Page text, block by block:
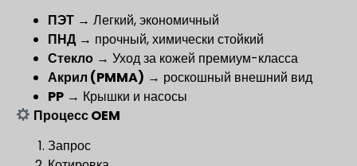
ПЭТ → Легкий, экономичный
ПНД → прочный, химически стойкий
Стекло → Уход за кожей премиум-класса
Акрил (PMMA) → роскошный внешний вид
PP → Крышки и насосы
Процесс OEM
Запрос